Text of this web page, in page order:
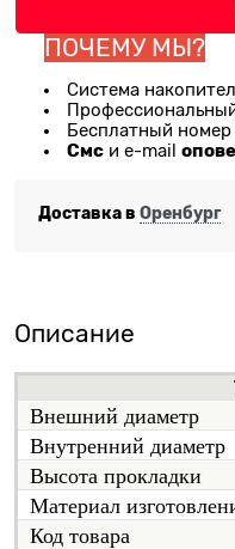
ПОЧЕМУ МЫ?
Система
Бесплатный номер
Смс и e-mail
Доставка в Оренбург
Описание
Внешний диаметр
Внутренний диаметр
Высота прокладки
Материал
Код товара